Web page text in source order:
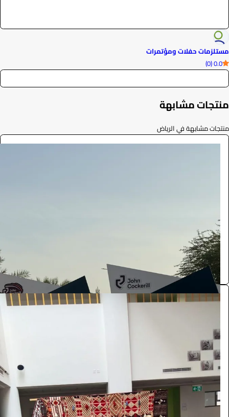
مستلزمات حفلات ومؤتمرات
0.0 (0)
منتجات مشابهة
منتجات مشابهة في الرياض
Arab host
0.0 (0)
الضيافة والمناسبات
1650
/ اليوم
الرياض
SA
0.0 (0)